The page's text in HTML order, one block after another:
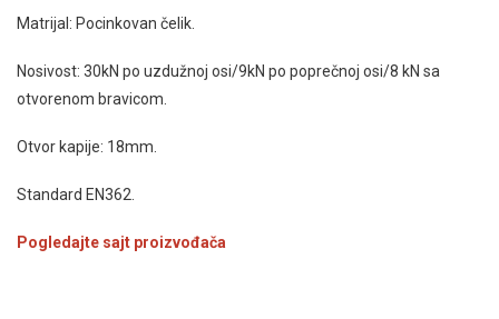
Matrijal: Pocinkovan čelik.
Nosivost: 30kN po uzdužnoj osi/9kN po poprečnoj osi/8 kN sa
otvorenom bravicom.
Otvor kapije: 18mm.
Standard EN362.
Pogledajte sajt proizvođača